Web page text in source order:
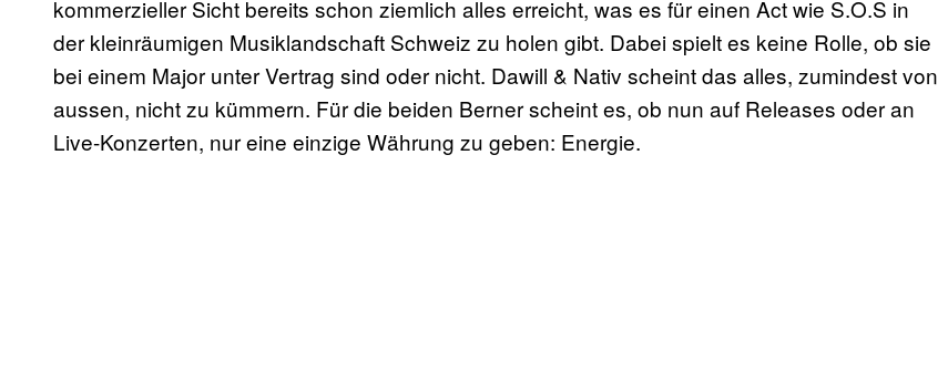
kommerzieller Sicht bereits schon ziemlich alles erreicht, was es für einen Act wie S.O.S in
der kleinräumigen Musiklandschaft Schweiz zu holen gibt. Dabei spielt es keine Rolle, ob sie
bei einem Major unter Vertrag sind oder nicht. Dawill & Nativ scheint das alles, zumindest von
aussen, nicht zu kümmern. Für die beiden Berner scheint es, ob nun auf Releases oder an
Live-Konzerten, nur eine einzige Währung zu geben: Energie.